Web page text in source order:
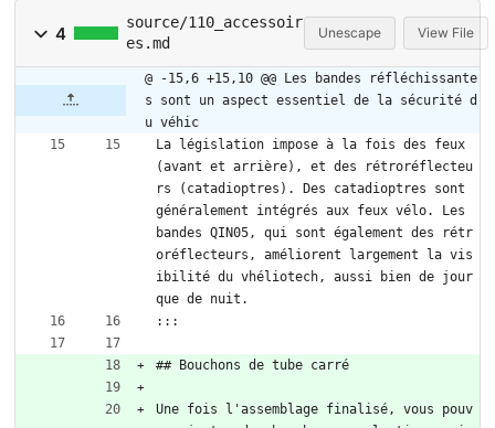
4
source/110_accessoir
es.md
Unescape View File
@ -15,6 +15,10 @@ Les bandes réfléchissante
s sont un aspect essentiel de la sécurité d
u véhic
La législation impose à la fois des feux
(avant et arrière), et des rétroréflecteu
rs (catadioptres). Des catadioptres sont
généralement intégrés aux feux vélo. Les
bandes QIN05, qui sont également des rétr
oréflecteurs, améliorent largement la vis
ibilité du vhéliotech, aussi bien de jour
que de nuit.
:::
## Bouchons de tube carré
Une fois l'assemblage finalisé, vous pouv